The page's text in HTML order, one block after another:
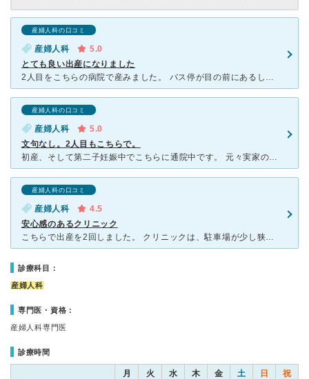
産婦人科の口コミ
産婦人科
5.0
とても良い出産になりました
2人目をこちらの病院で産みました。 バス停が目の前にあるし駐車場も広いです。 先生はイケメンおじさまでとても優しくて診察もテキパキこなす感じですが疑問質問にしっかりと答えてくれますよ。 雑誌も充
産婦人科の口コミ
産婦人科
5.0
文句なし。2人目もこちらで。
初産、そして第二子妊娠中でこちらに通院中です。 元々実家の近くというだけで初産をこちらの病院で…と選択しましたが、優しく丁寧な対応の院長先生や看護師さん、助産師さんで通院から退院まで安心して過ごせま
産婦人科の口コミ
産婦人科
4.5
安心感のあるクリニック
こちらで出産を2回しました。 クリニックは、駐車場が少し狭くて停めづらいです。院内は、ホテルのラウンジのように高級感があり、広々としています。ソファー席もたくさんあり、妊婦の時はゆったりと座ることが
診療科目：
産婦人科
専門医・資格：
産婦人科専門医
診療時間
月 火 水 木 金 土 日 祝